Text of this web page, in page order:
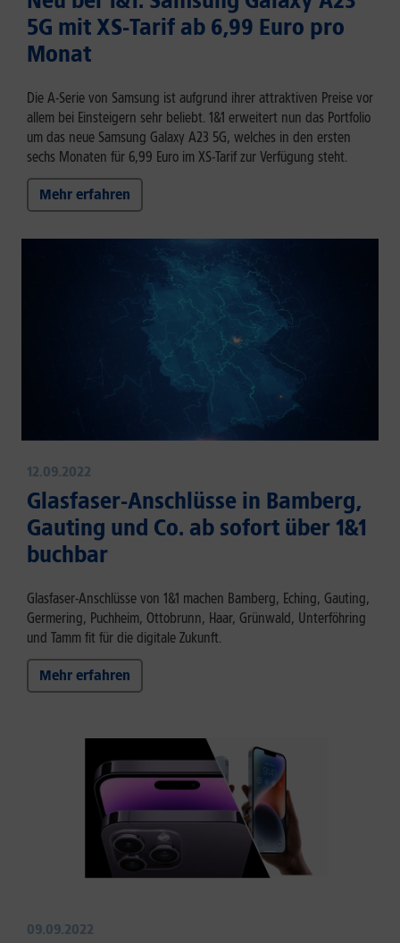
5G mit XS-Tarif ab 6,99 Euro pro
Monat
Die A-Serie von Samsung ist aufgrund ihrer attraktiven Preise vor
allem bei Einsteigern sehr beliebt. 1&1 erweitert nun das Portfolio
um das neue Samsung Galaxy A23 5G, welches in den ersten
sechs Monaten für 6,99 Euro im XS-Tarif zur Verfügung steht.
Mehr erfahren
12.09.2022
Glasfaser-Anschlüsse in Bamberg,
Gauting und Co. ab sofort über 1&1
buchbar
Glasfaser-Anschlüsse von 1&1 machen Bamberg, Eching, Gauting,
Germering, Puchheim, Ottobrunn, Haar, Grünwald, Unterföhring
und Tamm fit für die digitale Zukunft.
Mehr erfahren
09.09.2022